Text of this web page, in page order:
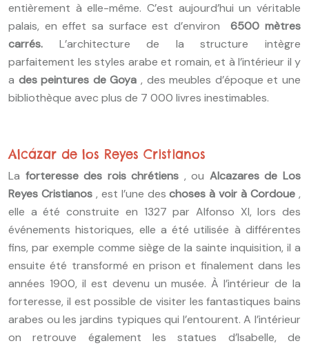
entièrement à elle-même. C’est aujourd’hui un véritable
palais, en effet sa surface est d’environ6500 mètres
carrés. L’architecture de la structure intègre
parfaitement les styles arabe et romain, et à l’intérieur il y
a des peintures de Goya , des meubles d’époque et une
bibliothèque avec plus de 7 000 livres inestimables.
Alcázar de los Reyes Cristianos
La forteresse des rois chrétiens , ou Alcazares de Los
Reyes Cristianos, est l’une deschoses à voir à Cordoue ,
elle a été construite en 1327 par Alfonso XI, lors des
événements historiques, elle a été utilisée à différentes
fins, par exemple comme siège de la sainte inquisition, il a
ensuite été transformé en prison et finalement dans les
années 1900, il est devenu un musée. À l’intérieur de la
forteresse, il est possible de visiter les fantastiques bains
arabes ou les jardins typiques qui l’entourent. A l’intérieur
on retrouve également les statues d’Isabelle, de